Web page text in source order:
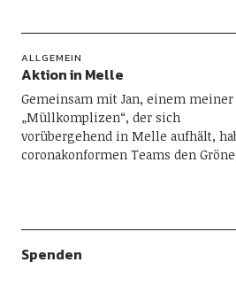
ALLGEMEIN
Aktion in Melle
Gemeinsam mit Jan, einem meiner
„Müllkomplizen“, der sich
vorübergehend in Melle aufhält,
coronakonformen Teams den
Spenden